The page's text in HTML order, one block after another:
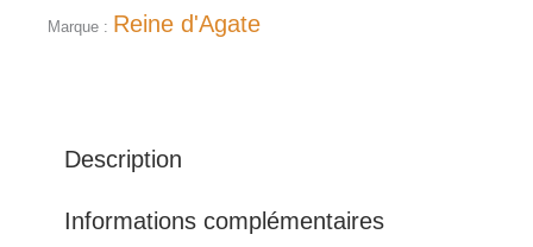
Marque : Reine d'Agate
Description
Informations complémentaires